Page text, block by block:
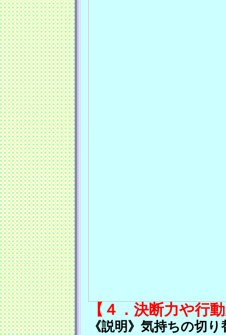
【４．決断力や行
《説明》気持ちの切